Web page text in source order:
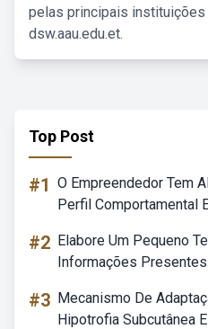
pelas principais instituições
dsw.aau.edu.et.
Top Post
#1 O Empreendedor Tem
Perfil Comportamental
#2 Elabore Um Pequeno
Informações
#3 Mecanismo De
Hipotrofia Subcutânea